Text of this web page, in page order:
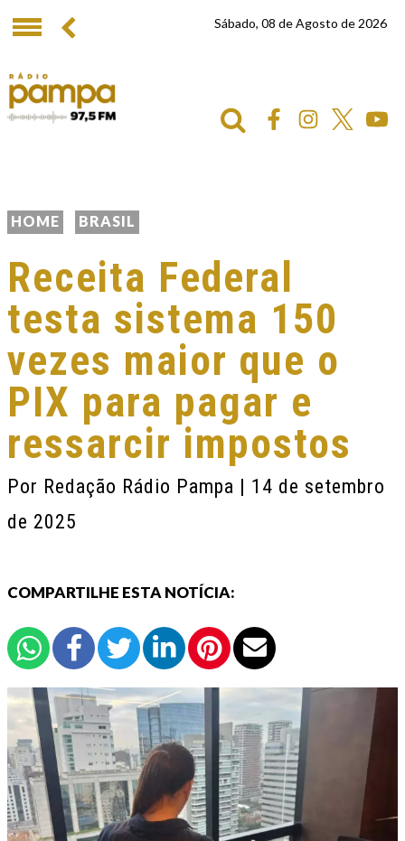
Sábado, 08 de Agosto de 2026
HOME BRASIL
Receita Federal
testa sistema 150
vezes maior que o
PIX para pagar e
ressarcir impostos
Por Redação Rádio Pampa | 14 de setembro
de 2025
COMPARTILHE ESTA NOTÍCIA: